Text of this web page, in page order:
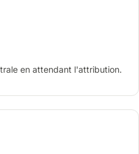
en attendant l'attribution.